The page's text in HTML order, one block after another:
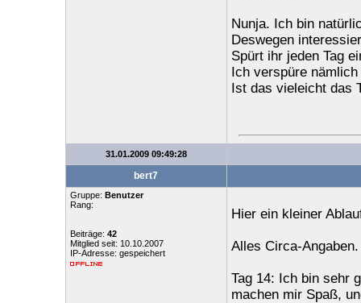
Nunja. Ich bin
Deswegen
Spürt ihr jeden Tag
Ich verspüre
Ist das vieleicht das
31.01.2009 09:49:28
bert7
Gruppe: Benutzer
Rang:
Beiträge: 42
Mitglied seit: 10.10.2007
IP-Adresse: gespeichert
Hier ein kleiner
Alles Circa-Angaben.
Tag 14: Ich bin sehr
machen mir Spaß,